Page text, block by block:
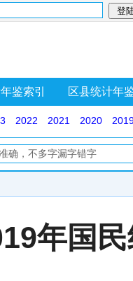
鉴索引 区县统计年
2022 2021 2020
年国